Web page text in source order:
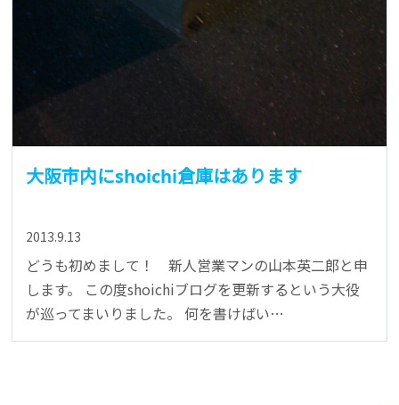
大阪市内にshoichi倉庫はあります
2013.9.13
どうも初めまして！ 新人営業マンの山本英二郎と申
します。 この度shoichiブログを更新するという大役
が巡ってまいりました。 何を書けばい…